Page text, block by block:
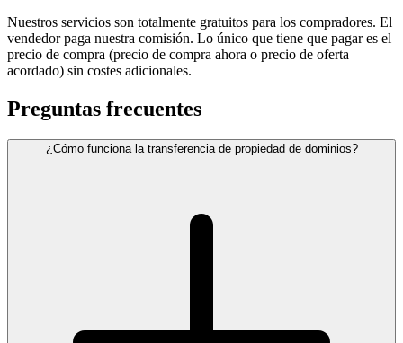
Nuestros servicios son totalmente gratuitos para los compradores. El
vendedor paga nuestra comisión. Lo único que tiene que pagar es el
precio de compra (precio de compra ahora o precio de oferta
acordado) sin costes adicionales.
Preguntas frecuentes
¿Cómo funciona la transferencia de propiedad de dominios?